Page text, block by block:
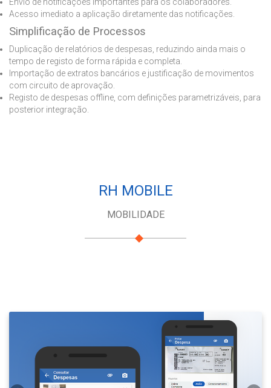
Acesso imediato a aplicação diretamente das notificações.
Simplificação de Processos
Duplicação de relatórios de despesas, reduzindo ainda mais o
tempo de registo de forma rápida e completa.
Importação de extratos bancários e justificação de movimentos
com circuito de aprovação.
Registo de despesas offline, com definições parametrizáveis, para
posterior integração.
RH MOBILE
MOBILIDADE